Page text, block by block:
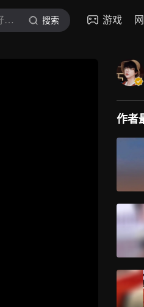
哇好大一颗丸 搜索 游戏
作者